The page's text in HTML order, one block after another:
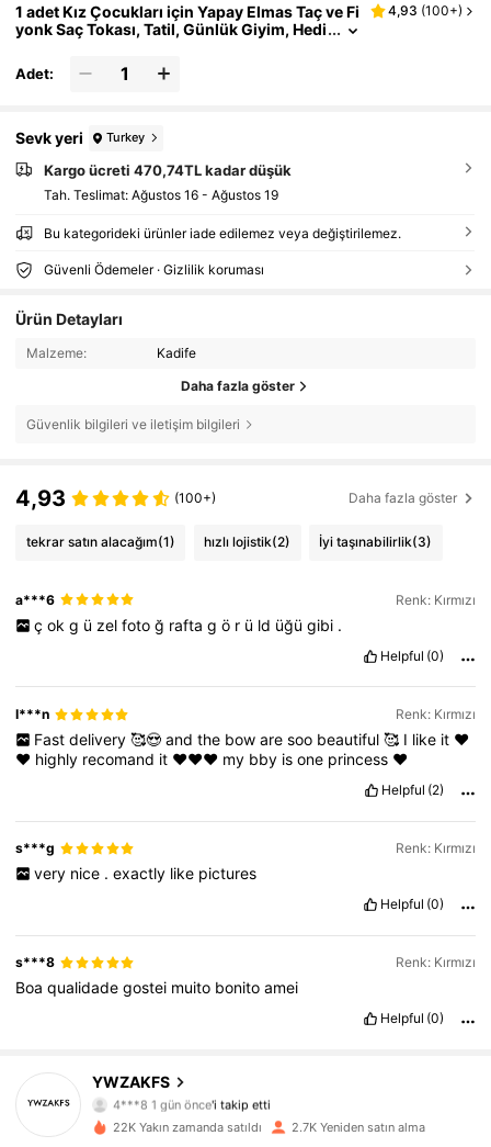
1 adet Kız Çocukları için Yapay Elmas Taç ve Fi
yonk Saç Tokası, Tatil, Günlük Giyim, Hedi
4,93 (100+)
Adet:
Sevk yeri Turkey
Kargo ücreti 470,74TL kadar düşük
Tah. Teslimat: Ağustos 16 - Ağustos 19
Bu kategorideki ürünler iade edilemez veya değiştirilemez.
Güvenli Ödemeler · Gizlilik koruması
Ürün Detayları
Malzeme: Kadife
Daha fazla göster
Güvenlik bilgileri ve iletişim bilgileri
4,93 (100+) Daha fazla göster
tekrar satın alacağım(1) hızlı lojistik(2) İyi taşınabilirlik(3)
a***6 Renk: Kırmızı
ç ok g ü zel foto ğ rafta g ö r ü ld üğü gibi .
Helpful (0)
I***n Renk: Kırmızı
Fast delivery 🥰😍 and the bow are soo beautiful 🥰 I like it ❤️
❤️ highly recomand it ❤️❤️❤️ my bby isone princess ❤️
Helpful (2)
s***g Renk: Kırmızı
very nice . exactly like pictures
Helpful (0)
s***8 Renk: Kırmızı
Boaqualidadegostei muito bonitoamei
Helpful (0)
YWZAKFS
4,91
490 Takipçiler
4***8 1 gün önce'i takip etti
4,91
490 Takipçiler
22K Yakın zamanda satıldı 2.7K Yeniden satın alma